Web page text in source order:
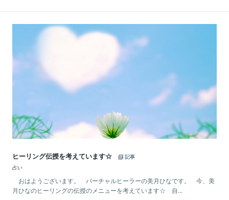
ヒーリング伝授を考えています☆
記事
占い
おはようございます。 バーチャルヒーラーの美月ひなです。 今、美
月ひなのヒーリングの伝授のメニューを考えています☆ 自...